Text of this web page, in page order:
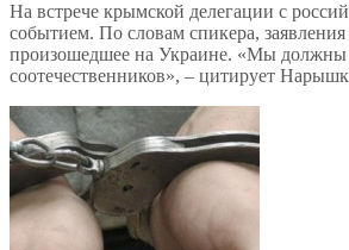
На встрече крымской делегации с
событием. По словам спикера,
произошедшее на Украине. «Мы должны
соотечественников», – цитирует